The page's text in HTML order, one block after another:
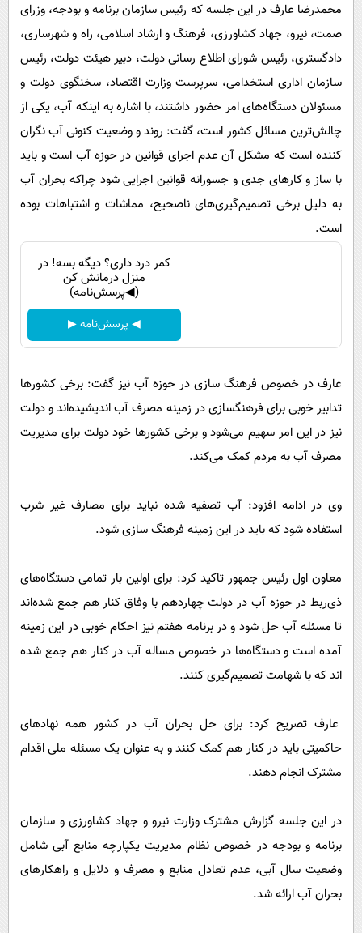
سیاست خارجی
محمدرضا عارف در این جلسه که رئیس سازمان برنامه و بودجه، وزرای
صمت، نیرو، جهاد کشاورزی، فرهنگ و ارشاد اسلامی، راه و شهرسازی،
دادگستری، رئیس شورای اطلاع رسانی دولت، دبیر هیئت دولت، رئیس
سازمان اداری استخدامی، سرپرست وزارت اقتصاد، سخنگوی دولت و
مسئولان دستگاه‌های امر حضور داشتند، با اشاره به اینکه آب، یکی از
چالش‌ترین مسائل کشور است، گفت: روند و وضعیت کنونی آب نگران
کننده است که مشکل آن عدم اجرای قوانین در حوزه آب است و باید
با ساز و کارهای جدی و جسورانه قوانین اجرایی شود چراکه بحران آب
به دلیل برخی تصمیم‌گیری‌های ناصحیح، مماشات و اشتباهات بوده
است.
کمر درد داری؟ دیگه بسه! در
منزل درمانش کن
(◀پرسش‌نامه)
◀ پرسش‌نامه ▶
عارف در خصوص فرهنگ سازی در حوزه آب نیز گفت: برخی کشورها
تدابیر خوبی برای فرهنگسازی در زمینه مصرف آب اندیشیده‌اند و دولت
نیز در این امر سهیم می‌شود و برخی کشورها خود دولت برای مدیریت
مصرف آب به مردم کمک می‌کند.
وی در ادامه افزود: آب تصفیه شده نباید برای مصارف غیر شرب
استفاده شود که باید در این زمینه فرهنگ سازی شود.
معاون اول رئیس جمهور تاکید کرد: برای اولین بار تمامی دستگاه‌های
ذی‌ربط در حوزه آب در دولت چهاردهم با وفاق کنار هم جمع شده‌اند
تا مسئله آب حل شود و در برنامه هفتم نیز احکام خوبی در این زمینه
آمده است و دستگاه‌ها در خصوص مساله آب در کنار هم جمع شده
اند که با شهامت تصمیم‌گیری کنند.
عارف تصریح کرد: برای حل بحران آب ‌در کشور همه نهادهای
حاکمیتی باید در کنار هم کمک کنند و به عنوان یک مسئله ملی اقدام
مشترک انجام دهند.
در این جلسه گزارش مشترک وزارت نیرو و جهاد کشاورزی و سازمان
برنامه و بودجه در خصوص نظام مدیریت یکپارچه منابع آبی شامل
وضعیت سال آبی، عدم تعادل منابع و مصرف و دلایل و راهکارهای
بحران آب ارائه شد.